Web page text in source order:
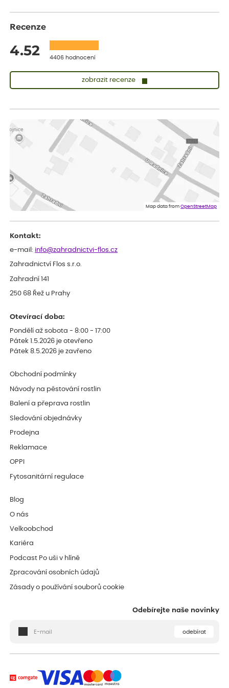
Recenze
4.52 4406 hodnocení
zobrazit recenze
Měla jsem pouze 1objednavku a zatím jsem spokojená se
sazenicemi
Miroslava
Rostliny byly v pořádku, dobře zabalené, celková spokojenost.
Doporučuji :). Spokojenost, stromky v pěkném stavu. Jediné, co
my chybělo, bylo komunikování nedostupného zboží před
Map data fromOpenStreetMap
Kontakt:
e-mail: info@zahradnictvi-flos.cz
Zahradnictví Flos s.r.o.
Zahradní 141
250 68 Řež u Prahy
Otevírací doba:
Pondělí až sobota - 8:00 - 17:00
Pátek 1.5.2026 je otevřeno
Pátek 8.5.2026 je zavřeno
Obchodní podmínky
Návody na pěstování rostlin
Balení a přeprava rostlin
Sledování objednávky
Prodejna
Reklamace
OPPI
Fytosanitární regulace
Blog
O nás
Velkoobchod
Kariéra
Podcast Po uši v hlíně
Zpracování osobních údajů
Zásady o používání souborů cookie
Odebírejte naše novinky
odebírat